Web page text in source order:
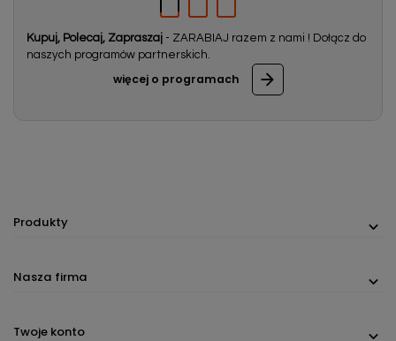
Kupuj, Polecaj, Zapraszaj - ZARABIAJ razem z nami ! Dołącz do
naszych programów partnerskich.
więcej o programach
Produkty
Nasza firma
Twoje konto